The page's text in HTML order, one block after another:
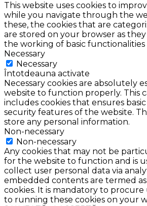
This website uses cookies to
while you navigate through the
these, the cookies that are
are stored on your browser as
the working of basic
Necessary
Necessary
Întotdeauna activate
Necessary cookies are absolutely
website to function properly. This
includes cookies that ensures
security features of the website.
store any personal information.
Non-necessary
Non-necessary
Any cookies that may not be
for the website to function and is
collect user personal data via
embedded contents are termed
cookies. It is mandatory to
to running these cookies on your